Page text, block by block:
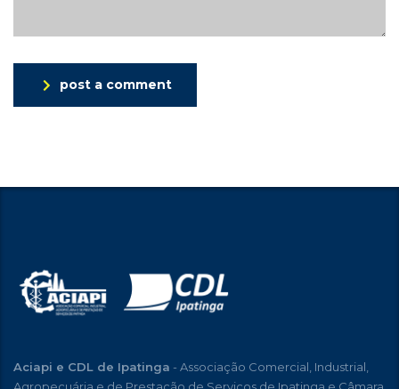
post a comment
Aciapi e CDL de Ipatinga - Associação Comercial, Industrial,